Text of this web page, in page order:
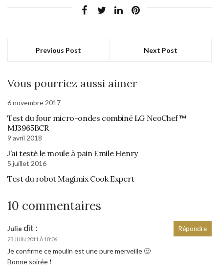
Previous Post Next Post
Vous pourriez aussi aimer
6 novembre 2017
Test du four micro-ondes combiné LG NeoChef™
MJ3965BCR
9 avril 2018
J’ai testé le moule à pain Emile Henry
5 juillet 2016
Test du robot Magimix Cook Expert
10 commentaires
Julie dit :
23 JUIN 2011 À 18:06
Je confirme ce moulin est une pure merveille 🙂
Bonne soirée !
Répondre